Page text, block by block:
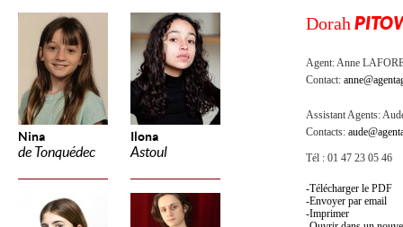
Nina
de Tonquédec
Ilona
Astoul
Dorah
Agent:Anne
Contact:
Assistant Agents:
Contacts:
Tél : 01 47 23 05 46
Télécharger le PDF
Envoyer par email
Imprimer